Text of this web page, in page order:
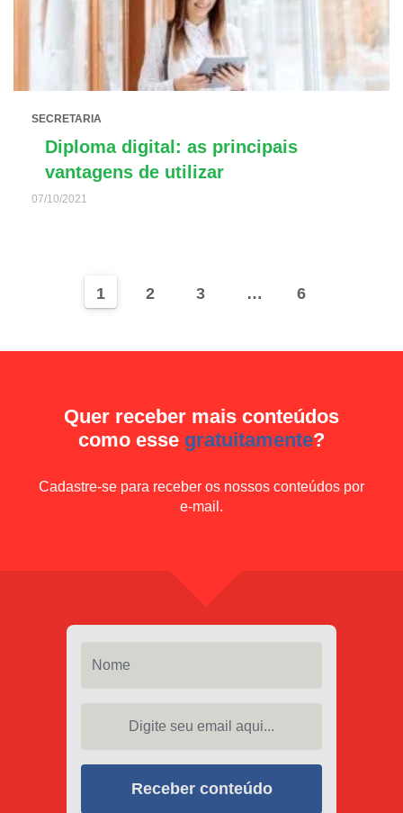
SECRETARIA
Diploma digital: as principais
vantagens de utilizar
07/10/2021
1 2 3 … 6
Quer receber mais conteúdos
como esse gratuitamente?
Cadastre-se para receber os nossos conteúdos por
e-mail.
Receber conteúdo